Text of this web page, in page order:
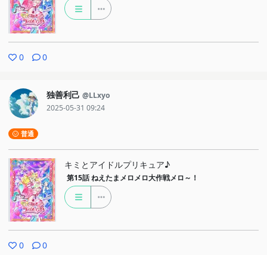
0 0
独善利己 @LLxyo
2025-05-31 09:24
普通
キミとアイドルプリキュア♪
第15話 ねえたまメロメロ大作戦メロ～！
0 0